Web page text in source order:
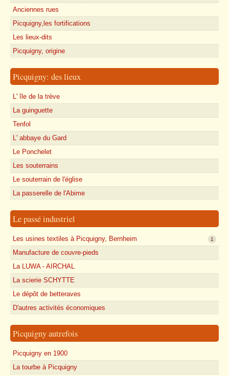
Anciennes rues
Picquigny,les fortifications
Les lieux-dits
Picquigny, origine
Picquigny: des lieux
L' île de la trève
La guinguette
Tenfol
L' abbaye du Gard
Le Ponchelet
Les souterrains
Le souterrain de l'église
La passerelle de l'Abime
Le passé industriel
Les usines textiles à Picquigny, Bernheim 1
Manufacture de couvre-pieds
La LUWA - AIRCHAL
La scierie SCHYTTE
Le dépôt de betteraves
D'autres activités économiques
Picquigny autrefois
Picquigny en 1900
La tourbe à Picquigny